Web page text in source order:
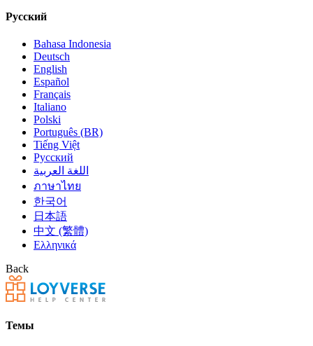
Русский
Bahasa Indonesia
Deutsch
English
Español
Français
Italiano
Polski
Português (BR)
Tiếng Việt
Русский
اللغة العربية
ภาษาไทย
한국어
日本語
中文 (繁體)
Ελληνικά
Back
Темы